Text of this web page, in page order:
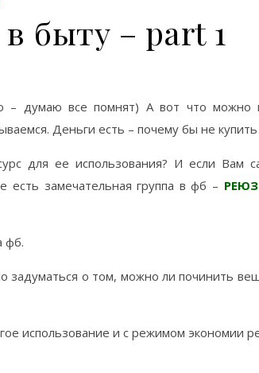
быту – part 1
– думаю все помнят) А вот что
Деньги есть – почему бы не купить
для ее использования? И если Вам
замечательная группа в фб –
фб.
задуматься о том, можно ли починить
использование и с режимом экономии